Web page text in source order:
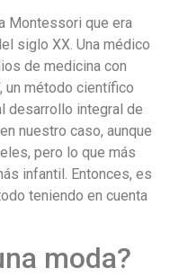
Montessori que era
siglo XX. Una médico
de medicina con
un método científico
desarrollo integral de
nuestro caso, aunque
pero lo que más
infantil. Entonces, es
teniendo en cuenta
moda?